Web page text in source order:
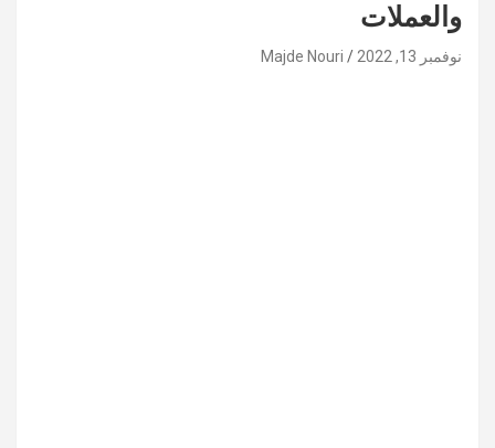
والعملات
نوفمبر 13, 2022 Majde Nouri